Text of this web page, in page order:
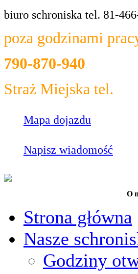
biuro schroniska tel. 81-
poza godzinami
790-870-940
Straż Miejska tel.
Mapa dojazdu
Napisz wiadomość
O
Strona główna
Nasze
Godziny